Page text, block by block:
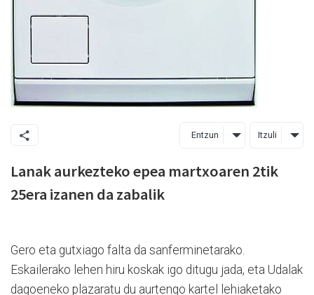
Entzun Itzuli
Lanak aurkezteko epea martxoaren 2tik
25era izanen da zabalik
Gero eta gutxiago falta da sanferminetarako.
Eskailerako lehen hiru koskak igo ditugu jada, eta Udalak
dagoeneko plazaratu du aurtengo kartel lehiaketako